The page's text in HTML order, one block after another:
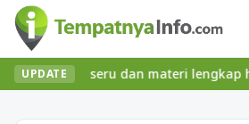
UPDATE
seru dan materi lengkap hanya